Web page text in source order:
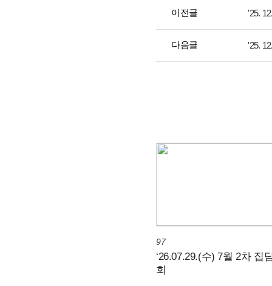
이전글 '25.
다음글 '25.
97
‘26.07.29.(수) 7월 2차 집
회